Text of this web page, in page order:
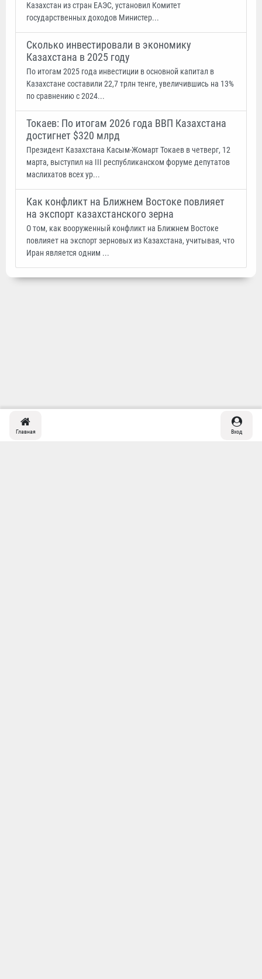
Казахстан из стран ЕАЭС, установил Комитет
государственных доходов Министер...
Сколько инвестировали в экономику
Казахстана в 2025 году
По итогам 2025 года инвестиции в основной капитал в
Казахстане составили 22,7 трлн тенге, увеличившись на 13%
по сравнению с 2024...
Токаев: По итогам 2026 года ВВП Казахстана
достигнет $320 млрд
Президент Казахстана Касым-Жомарт Токаев в четверг, 12
марта, выступил на ІІІ республиканском форуме депутатов
маслихатов всех ур...
Как конфликт на Ближнем Востоке повлияет
на экспорт казахстанского зерна
О том, как вооруженный конфликт на Ближнем Востоке
повлияет на экспорт зерновых из Казахстана, учитывая, что
Иран является одним ...
Главная Вход